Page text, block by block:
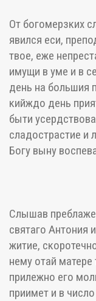
От богомерзких
явился еси,
твое, еже
имущи в уме и в
день на большия
кийждо день
быти
сладострастие и
Богу выну
Слышав
святаго Антония
житие,
нему отай
прилежно его
приимет и в